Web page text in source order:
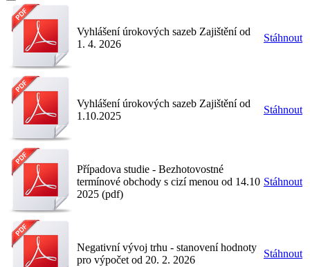
Vyhlášení úrokových sazeb Zajištění od
1. 4. 2026
Stáhnout
Vyhlášení úrokových sazeb Zajištění od
1.10.2025
Stáhnout
Případova studie - Bezhotovostné
termínové obchody s cizí menou od 14.10
2025 (pdf)
Stáhnout
Negativní vývoj trhu - stanovení hodnoty
pro výpočet od 20. 2. 2026
Stáhnout